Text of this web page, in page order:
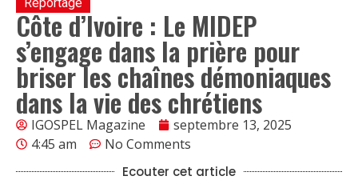
Côte d’Ivoire : Le MIDEP
s’engage dans la prière pour
briser les chaînes démoniaques
dans la vie des chrétiens
IGOSPEL Magazine
septembre 13, 2025
4:45 am
No Comments
Ecouter cet article